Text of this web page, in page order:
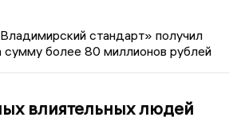
стандарт» получил
сумму более 80 миллионов рублей
влиятельных людей